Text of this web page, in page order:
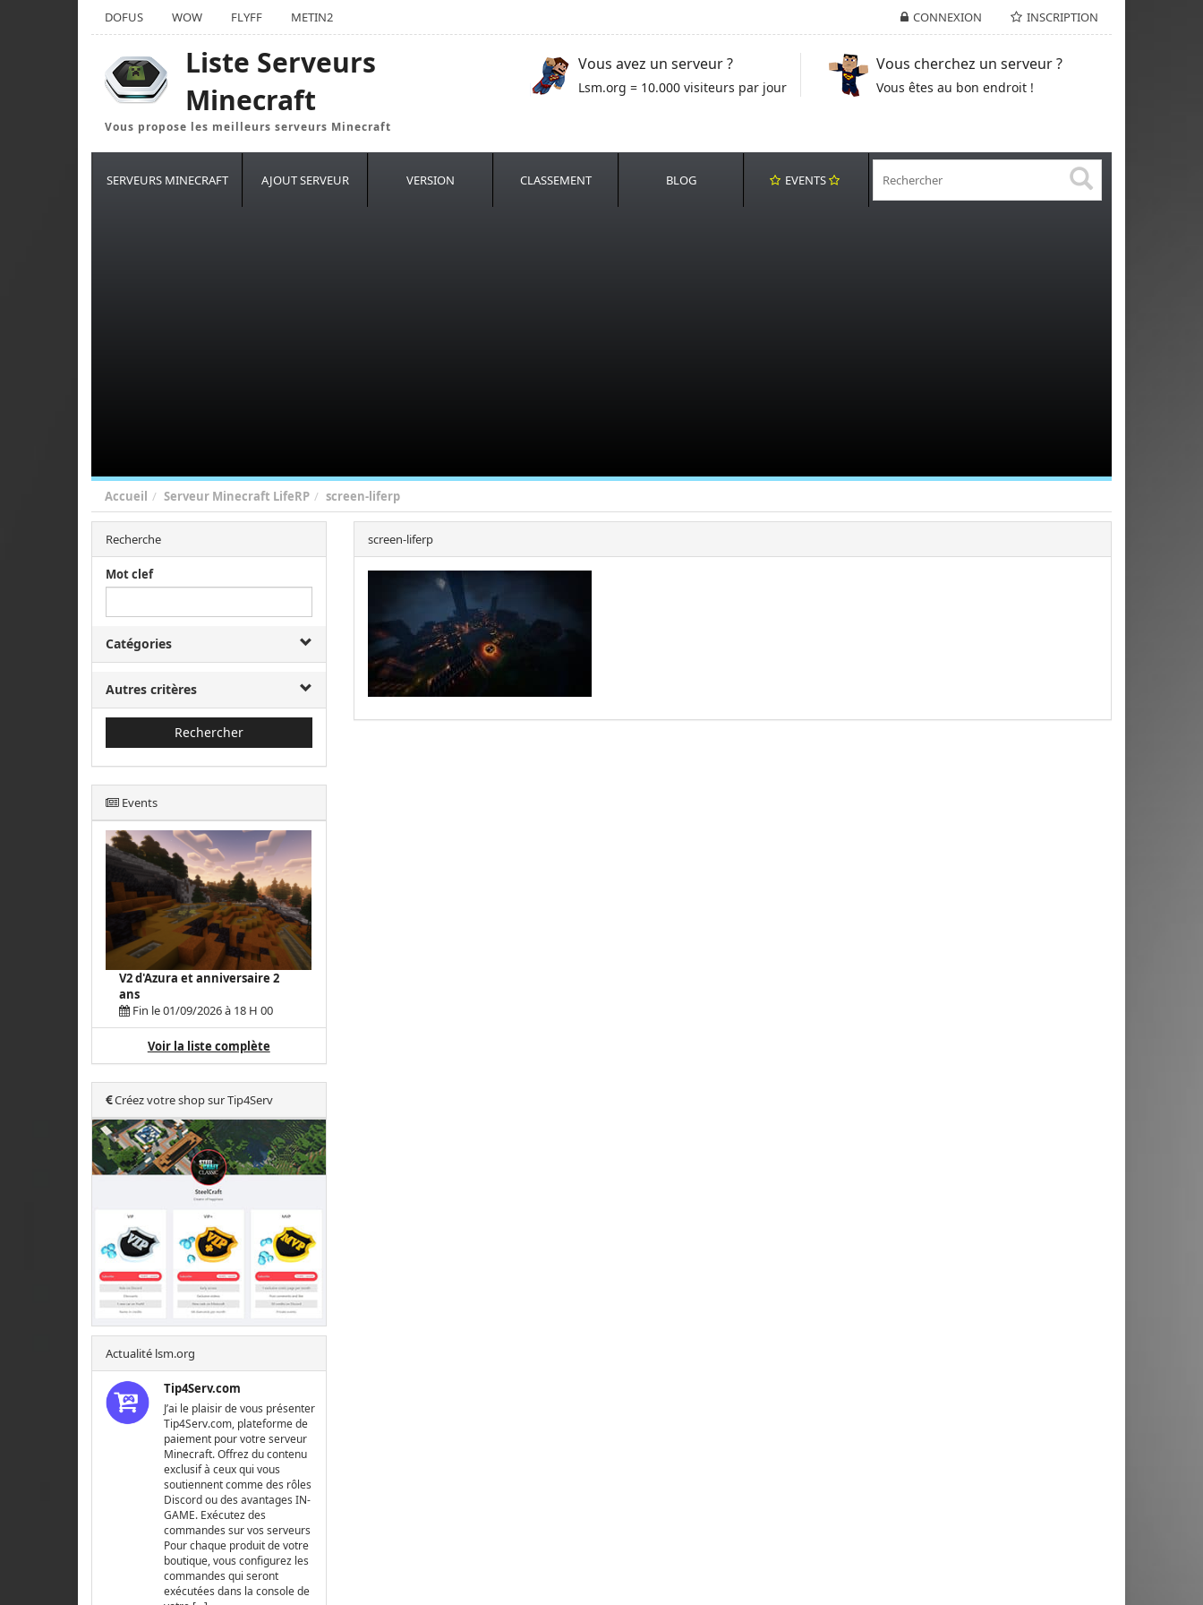
CONNEXION INSCRIPTION
DOFUS WOW FLYFF METIN2
Liste Serveurs
Minecraft
Vous propose les meilleurs serveurs Minecraft
Vous avez un serveur ?
Lsm.org = 10.000 visiteurs par jour
Vous cherchez un serveur ?
Vous êtes au bon endroit !
SERVEURS MINECRAFT AJOUT SERVEUR VERSION CLASSEMENT BLOG EVENTS
Accueil Serveur Minecraft LifeRP screen-liferp
Recherche
Mot clef
Catégories
Autres critères
Rechercher
Events
V2 d'Azura et anniversaire 2
ans
Fin le 01/09/2026 à 18 H 00
Voir la liste complète
Créez votre shop sur Tip4Serv
Actualité lsm.org
Tip4Serv.com
J’ai le plaisir de vous présenter
Tip4Serv.com, plateforme de
paiement pour votre serveur
Minecraft. Offrez du contenu
exclusif à ceux qui vous
soutiennent comme des rôles
Discord ou des avantages IN-
GAME. Exécutez des
commandes sur vos serveurs
Pour chaque produit de votre
boutique, vous configurez les
commandes qui seront
exécutées dans la console de
screen-liferp